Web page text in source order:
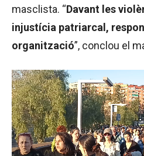
masclista. “Davant les
injustícia patriarcal,
organització”, conclou el